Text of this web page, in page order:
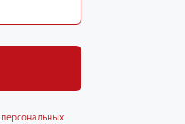
персональных